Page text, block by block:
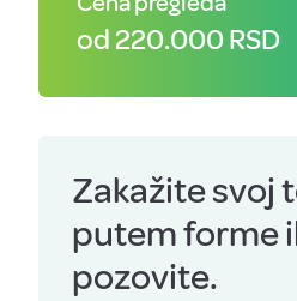
od 220.000 RSD
Zakažite svoj
putem forme
pozovite.